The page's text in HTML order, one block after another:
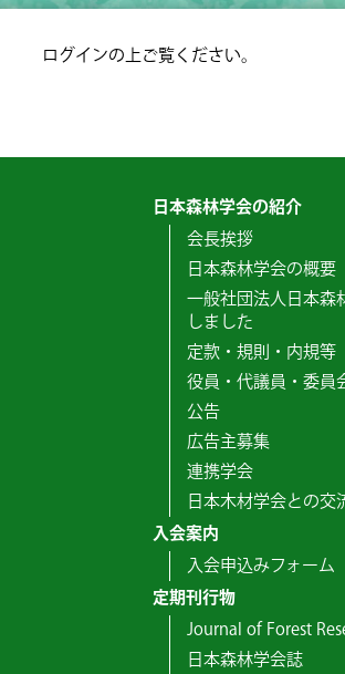
ログインの上ご覧ください。
日本森林学会の紹介
会長挨拶
日本森林学会の概要
一般社団法人日本森
しました
定款・規則・内規等
役員・代議員・委員
公告
広告主募集
連携学会
日本木材学会との交
入会案内
入会申込みフォーム
定期刊行物
Journal of Forest
日本森林学会誌